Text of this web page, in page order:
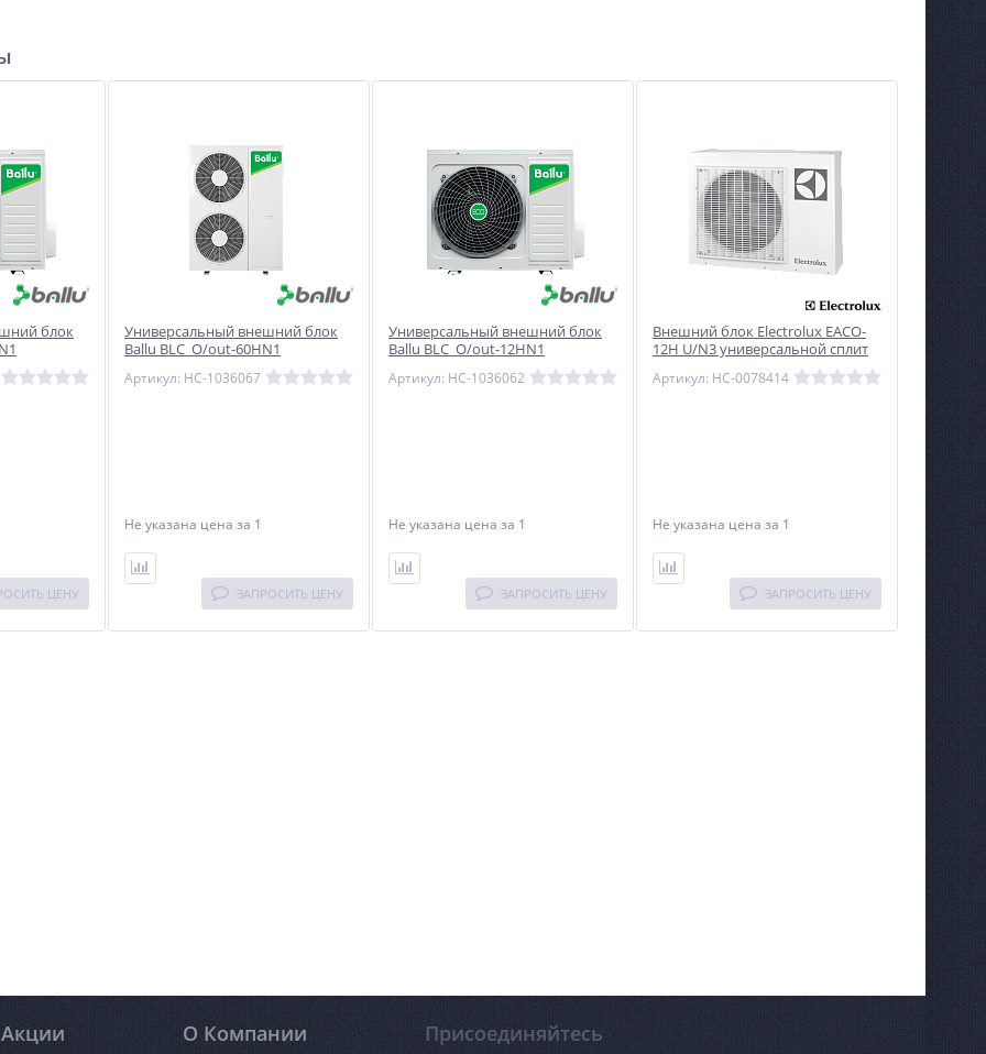
блок
ЦЕНУ
Универсальный внешний блок
Ballu BLC_O/out-60HN1
полупромышленной сплит-
системы
Артикул: НС-1036067
Не указана цена за 1
ЗАПРОСИТЬ ЦЕНУ
Универсальный внешний блок
Ballu BLC_O/out-12HN1
полупромышленной сплит-
системы
Артикул: НС-1036062
Не указана цена за 1
ЗАПРОСИТЬ ЦЕНУ
Внешний блок Electrolux EACO-
12H U/N3 универсальной сплит
Артикул: НС-0078414
Не указана цена за 1
ЗАПРОСИТЬ ЦЕНУ
Акции О Компании Присоединяйтесь